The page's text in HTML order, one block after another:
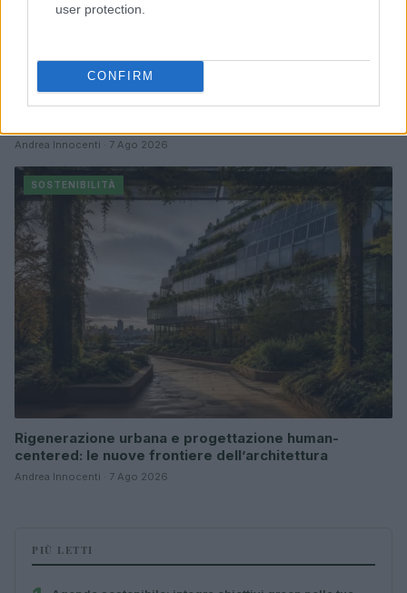
user protection.
CONFIRM
Filiera del grano duro in crisi: produzione record ma
Andrea Innocenti · 7 Ago 2026
SOSTENIBILITÀ
Rigenerazione urbana e progettazione human-
centered: le nuove frontiere dell’architettura
Andrea Innocenti · 7 Ago 2026
PIÙ LETTI